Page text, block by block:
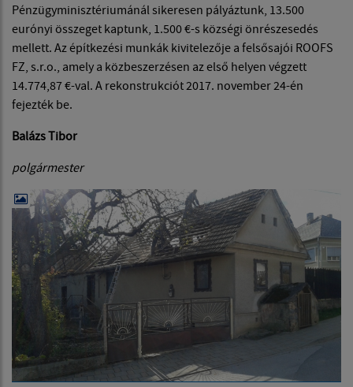
Pénzügyminisztériumánál sikeresen pályáztunk, 13.500
eurónyi összeget kaptunk, 1.500 €-s községi önrészesedés
mellett. Az építkezési munkák kivitelezője a felsősajói ROOFS
FZ, s.r.o., amely a közbeszerzésen az első helyen végzett
14.774,87 €-val. A rekonstrukciót 2017. november 24-én
fejezték be.
Balázs Tibor
polgármester